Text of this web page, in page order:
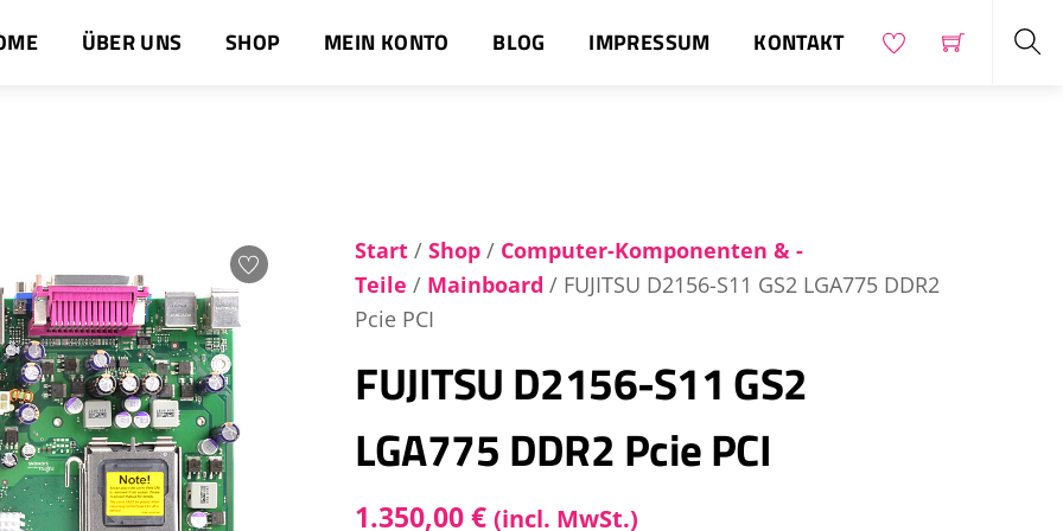
ÜBER UNS SHOP MEIN KONTO BLOG IMPRESSUM KONTAKT
Start /Shop / Computer-Komponenten & -
Teile / Mainboard / FUJITSU D2156-S11 GS2 LGA775 DDR2
Pcie PCI
FUJITSU D2156-S11 GS2
LGA775 DDR2 Pcie PCI
1.350,00€ (incl. MwSt.)